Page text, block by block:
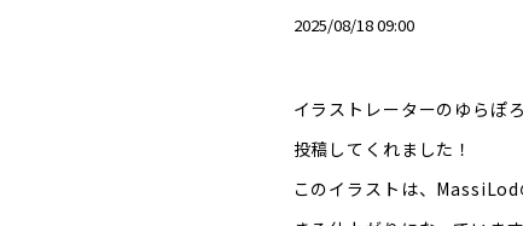
2025/08/18 09:00
イラストレーターのゆら
投稿してくれました！
このイラストは、